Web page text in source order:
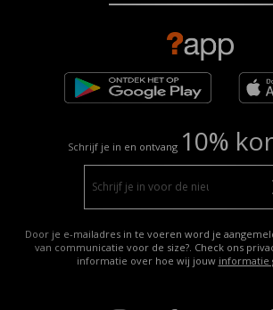
Schrijf je in en ontvang 10%
Door je e-mailadres in te voeren word je
van communicatie voor de size?. Check ons
informatie over hoe wij jouw informatie